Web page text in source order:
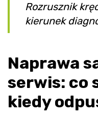
Rozrusznik
kierunek
Naprawa
serwis: co
kiedy